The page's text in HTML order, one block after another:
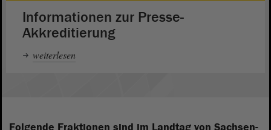
Informationen zur Presse-
Akkreditierung
weiterlesen